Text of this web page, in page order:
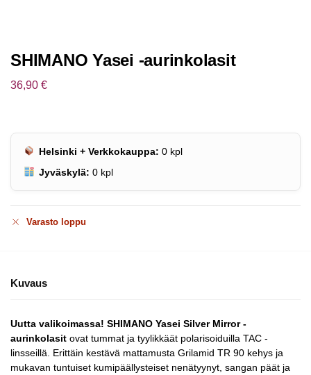
SHIMANO Yasei -aurinkolasit
36,90 €
Helsinki + Verkkokauppa: 0 kpl
Jyväskylä: 0 kpl
Varasto loppu
Kuvaus
Uutta valikoimassa! SHIMANO Yasei Silver Mirror -
aurinkolasit ovat tummat ja tyylikkäät polarisoiduilla TAC -
linsseillä. Erittäin kestävä mattamusta Grilamid TR 90 kehys ja
mukavan tuntuiset kumipäällysteiset nenätyynyt, sangan päät ja